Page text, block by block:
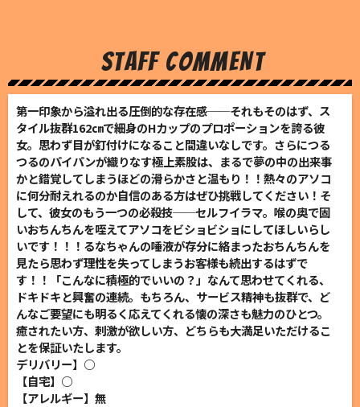
STAFF COMMENT
第一印象から溢れ出る圧倒的な存在感──それもそのはず、ス
タイル抜群162㎝で細身のHカップのプロポーションを誇る彼
女。思わず目が釘付けになること間違いなしです。さらにつる
つるのパイパンが織りなす極上素股は、まるで夢の中の出来事
かと錯覚してしまうほどの滑らかさと温もり！！熱々のアソコ
に何分耐えれるのか自信のある方はぜひ挑戦してください！そ
して、彼女のもう一つの必殺技──セルフイラマ。喉の奥で固
いおちんちんを咥えてアソコをビショビショにしてほしいらし
いです！！！るなちゃんの唾液が存分に絡まったおちんちんを
見たら思わず理性を失ってしまうお客様も続出するはずで
す！！「こんなに積極的でいいの？」なんて思わせてくれる、
ドキドキと興奮の連続。もちろん、サービス精神も抜群で、ど
んなご要望にも明るく応えてくれる懐の深さも魅力のひとつ。
癒されたい方、刺激が欲しい方、どちらも大満足いただけるこ
とを保証いたします。
デリバリー】○
【自宅】○
【アレルギー】無